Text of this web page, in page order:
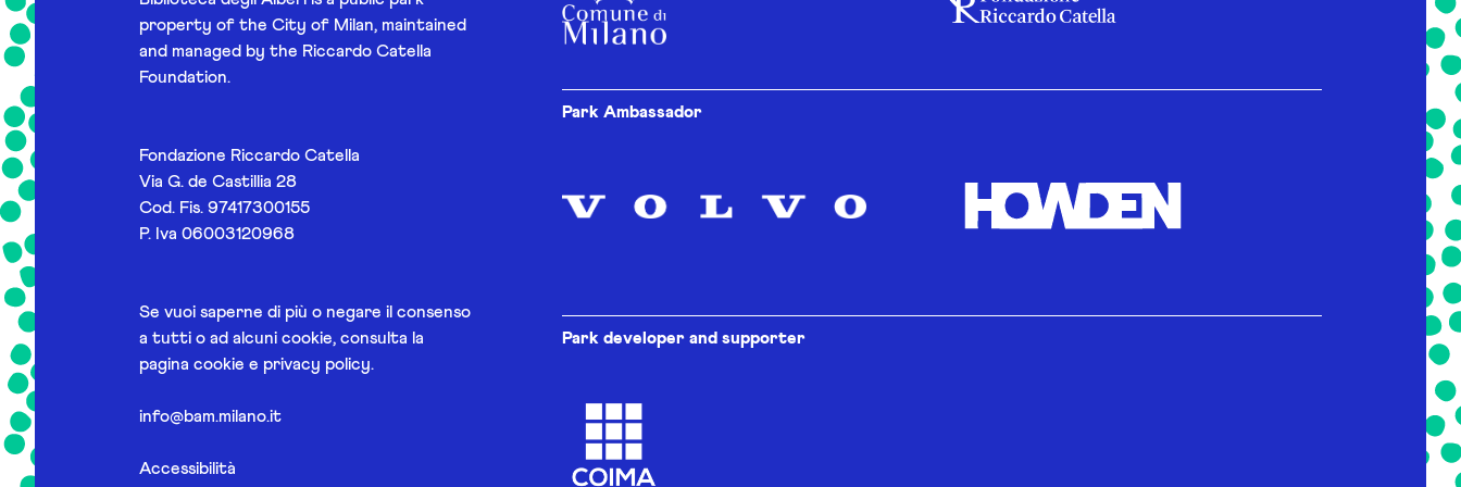
property of the City of Milan, maintained
and managed by the Riccardo Catella
Foundation.
Fondazione Riccardo Catella
Via G. de Castillia 28
Cod. Fis. 97417300155
P. Iva 06003120968
Se vuoi saperne di più o negare il consenso
a tutti o ad alcuni cookie, consulta la
pagina cookie e privacy policy.
info@bam.milano.it
Accessibilità
Park Ambassador
Park developer and supporter